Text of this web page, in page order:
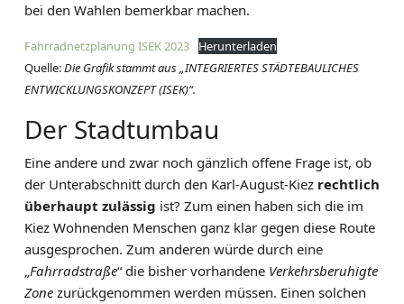
bei den Wahlen bemerkbar machen.
Fahrradnetzplanung ISEK 2023
Herunterladen
Quelle:Die Grafik stammt aus „INTEGRIERTES STÄDTEBAULICHES
ENTWICKLUNGSKONZEPT (ISEK)“.
Der Stadtumbau
Eine andere und zwar noch gänzlich offene Frage ist, ob
der Unterabschnitt durch den Karl-August-Kiez rechtlich
überhaupt zulässig ist? Zum einen haben sich die im
Kiez Wohnenden Menschen ganz klar gegen diese Route
ausgesprochen. Zum anderen würde durch eine
„Fahrradstraße“ die bisher vorhandene Verkehrsberuhigte
Zone zurückgenommen werden müssen. Einen solchen